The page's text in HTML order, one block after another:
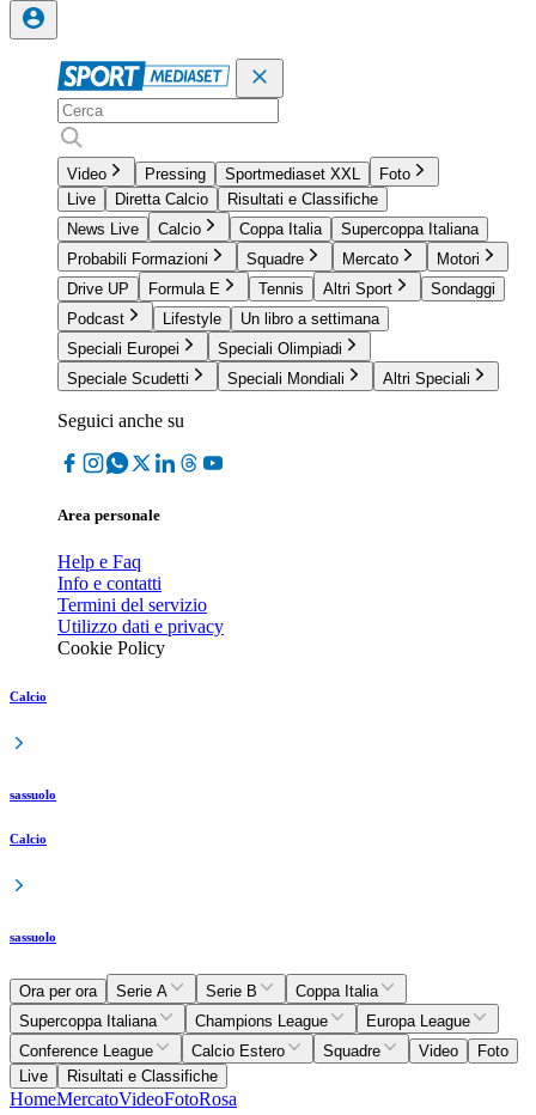
Video Pressing Sportmediaset XXL
Foto
Live
Diretta Calcio
Risultati e Classifiche
News Live
Calcio Coppa Italia
Supercoppa Italiana
Probabili Formazioni
Squadre Mercato
Motori
Drive UP
Formula E Tennis Altri Sport
Sondaggi
Podcast
Lifestyle
Un libro a settimana
Speciali Europei
Speciali Olimpiadi
Speciale Scudetti
Speciali Mondiali Altri Speciali
Seguici anche su
Area personale
Help e Faq
Info e contatti
Termini del servizio
Utilizzo dati e privacy
Cookie Policy
Calcio
sassuolo
Calcio
sassuolo
Ora per ora Serie A Serie B
Coppa Italia
Supercoppa Italiana
Champions League
Europa League
Conference League
Calcio Estero Squadre Video
Foto
Live
Risultati e Classifiche
HomeMercatoVideoFotoRosa